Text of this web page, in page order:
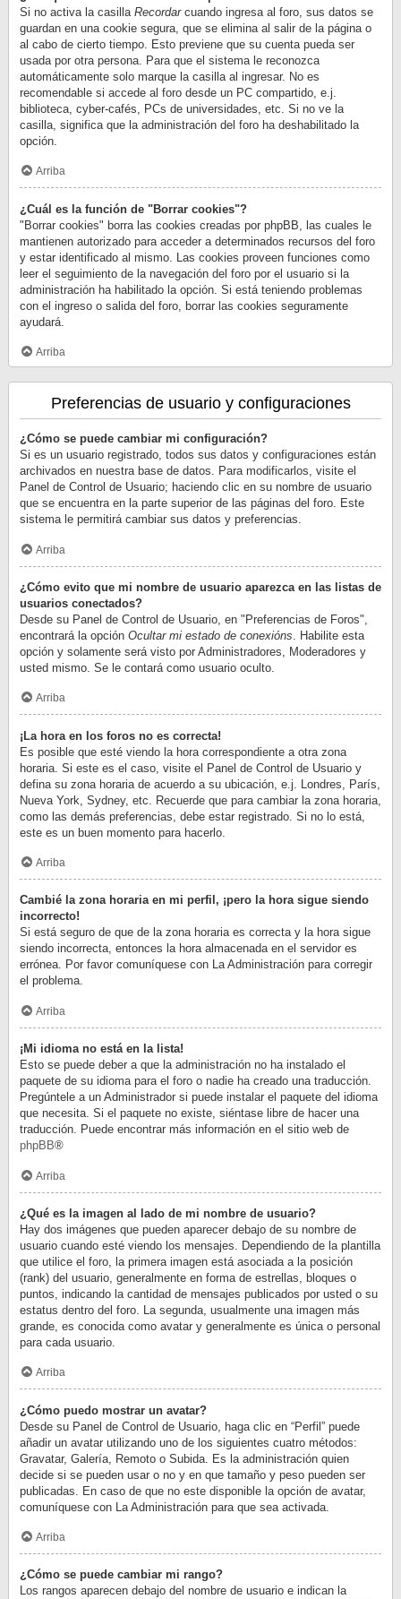
Si no activa la casilla Recordarcuando ingresa al foro, sus datos se
guardan en una cookie segura, que se elimina al salir de la página o
al cabo de cierto tiempo. Esto previene que su cuenta pueda ser
usada por otra persona. Para que el sistema le reconozca
automáticamente solo marque la casilla al ingresar. No es
recomendable si accede al foro desde un PC compartido, e.j.
biblioteca, cyber-cafés, PCs de universidades, etc. Si no ve la
casilla, significa que la administración del foro ha deshabilitado la
opción.
Arriba
¿Cuál es la función de "Borrar cookies"?
"Borrar cookies" borra las cookies creadas por phpBB, las cuales le
mantienen autorizado para acceder a determinados recursos del foro
y estar identificado al mismo. Las cookies proveen funciones como
leer el seguimiento de la navegación del foro por el usuario si la
administración ha habilitado la opción. Si está teniendo problemas
con el ingreso o salida del foro, borrar las cookies seguramente
ayudará.
Arriba
Preferencias de usuario y configuraciones
¿Cómo se puede cambiar mi configuración?
Si es un usuario registrado, todos sus datos y configuraciones están
archivados en nuestra base de datos. Para modificarlos, visite el
Panel de Control de Usuario; haciendo clic en su nombre de usuario
que se encuentra en la parte superior de las páginas del foro. Este
sistema le permitirá cambiar sus datos y preferencias.
Arriba
¿Cómo evito que mi nombre de usuario aparezca en las listas de
usuarios conectados?
Desde su Panel de Control de Usuario, en "Preferencias de Foros",
encontrará la opción Ocultar mi estado de conexións . Habilite esta
opción y solamente será visto por Administradores, Moderadores y
usted mismo. Se le contará como usuario oculto.
Arriba
¡La hora en los foros no es correcta!
Es posible que esté viendo la hora correspondiente a otra zona
horaria. Si este es el caso, visite el Panel de Control de Usuario y
defina su zona horaria de acuerdo a su ubicación, e.j. Londres, París,
Nueva York, Sydney, etc. Recuerde que para cambiar la zona horaria,
como las demás preferencias, debe estar registrado. Si no lo está,
este es un buen momento para hacerlo.
Arriba
Cambié la zona horaria en mi perfil, ¡pero la hora sigue siendo
incorrecto!
Si está seguro de que de la zona horaria es correcta y la hora sigue
siendo incorrecta, entonces la hora almacenada en el servidor es
errónea. Por favor comuníquese con La Administración para corregir
el problema.
Arriba
¡Mi idioma no está en la lista!
Esto se puede deber a que la administración no ha instalado el
paquete de su idioma para el foro o nadie ha creado una traducción.
Pregúntele a un Administrador si puede instalar el paquete del idioma
que necesita. Si el paquete no existe, siéntase libre de hacer una
traducción. Puede encontrar más información en el sitio web de
phpBB®
Arriba
¿Qué es la imagen al lado de mi nombre de usuario?
Hay dos imágenes que pueden aparecer debajo de su nombre de
usuario cuando esté viendo los mensajes. Dependiendo de la plantilla
que utilice el foro, la primera imagen está asociada a la posición
(rank) del usuario, generalmente en forma de estrellas, bloques o
puntos, indicando la cantidad de mensajes publicados por usted o su
estatus dentro del foro. La segunda, usualmente una imagen más
grande, es conocida como avatar y generalmente es única o personal
para cada usuario.
Arriba
¿Cómo puedo mostrar un avatar?
Desde su Panel de Control de Usuario, haga clic en “Perfil” puede
añadir un avatar utilizando uno de los siguientes cuatro métodos:
Gravatar, Galería, Remoto o Subida. Es la administración quien
decide si se pueden usar o no y en que tamaño y peso pueden ser
publicadas. En caso de que no este disponible la opción de avatar,
comuníquese con La Administración para que sea activada.
Arriba
¿Cómo se puede cambiar mi rango?
Los rangos aparecen debajo del nombre de usuario e indican la